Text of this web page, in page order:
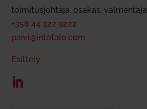
toi­mi­tus­johtaja, osakas, val­mentaja
+358 44 322 9222
paivi@intotalo.com
Esittely